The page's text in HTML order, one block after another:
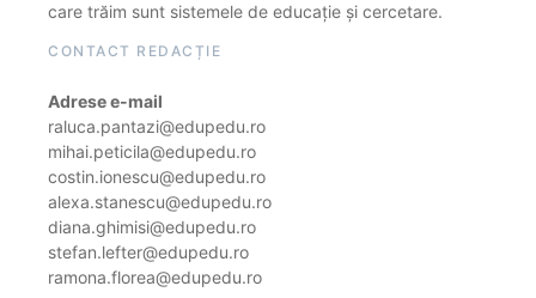
care trăim sunt sistemele de educație și cercetare.
CONTACT REDACȚIE
Adrese e-mail
raluca.pantazi@edupedu.ro
mihai.peticila@edupedu.ro
costin.ionescu@edupedu.ro
alexa.stanescu@edupedu.ro
diana.ghimisi@edupedu.ro
stefan.lefter@edupedu.ro
ramona.florea@edupedu.ro